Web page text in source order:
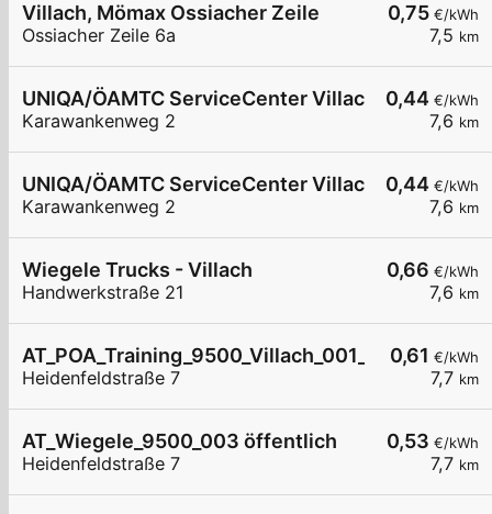
0,75 €/kWh
7,5 km
Villach, Mömax Ossiacher Zeile
Ossiacher Zeile 6a
0,44 €/kWh
7,6 km
UNIQA/ÖAMTC ServiceCenter Villach - AC1
Karawankenweg 2
0,44 €/kWh
7,6 km
UNIQA/ÖAMTC ServiceCenter Villach - AC2
Karawankenweg 2
0,66 €/kWh
7,6 km
Wiegele Trucks - Villach
Handwerkstraße 21
0,61 €/kWh
7,7 km
Heidenfeldstraße 7
0,53 €/kWh
7,7 km
AT_Wiegele_9500_003 öffentlich
Heidenfeldstraße 7